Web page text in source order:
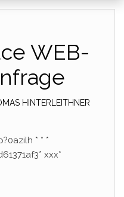
WEB-
HINTERLEITHNER
* * *
ххх*